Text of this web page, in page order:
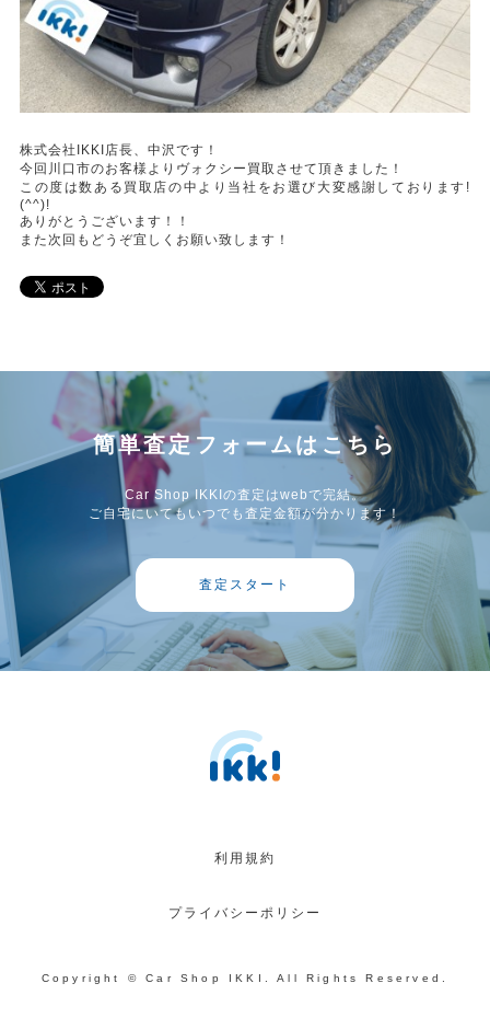
株式会社IKKI店長、中沢です！
今回川口市のお客様よりヴォクシー買取させて頂きました！
この度は数ある買取店の中より当社をお選び大変感謝しております!
(^^)!
ありがとうございます！！
また次回もどうぞ宜しくお願い致します！
簡単査定フォームはこちら
Car Shop IKKIの査定はwebで完結。
ご自宅にいてもいつでも査定金額が分かります！
査定スタート
利用規約
プライバシーポリシー
Copyright © Car Shop IKKI. All Rights Reserved.